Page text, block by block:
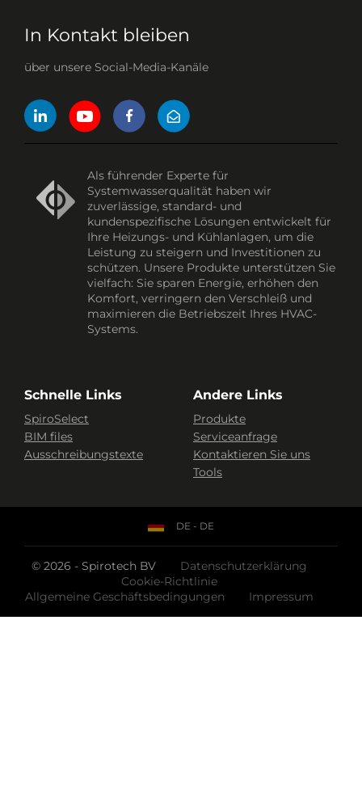
In Kontakt bleiben
über unsere Social-Media-Kanäle
Als führender Experte für
Systemwasserqualität haben wir
zuverlässige, standard- und
kundenspezifische Lösungen entwickelt für
Ihre Heizungs- und Kühlanlagen, um die
Leistung zu steigern und Investitionen zu
schützen. Unsere Produkte unterstützen Sie
vielfach: Sie sparen Energie, erhöhen den
Komfort, verringern den Verschleiß und
maximieren die Betriebszeit Ihres HVAC-
Systems.
Schnelle Links
SpiroSelect
BIM files
Ausschreibungstexte
Andere Links
Produkte
Serviceanfrage
Kontaktieren Sie uns
Tools
© 2026 - Spirotech BV
Datenschutzerklärung
Cookie-Richtlinie
Allgemeine Geschäftsbedingungen
Impressum
DE - DE